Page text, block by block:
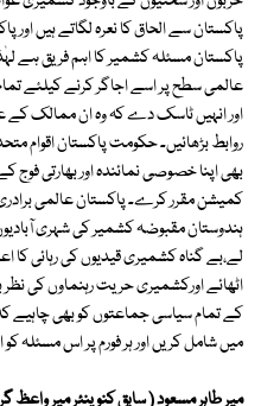
پاکستان سے الحاق کا نعرہ لگاتے ہیں
پاکستان مسئلہ کشمیر کا اہم فریق ہے
عالمی سطح پر اسے اجاگر کرنے کیلئے
اور انہیں ٹاسک دے کہ وہ ان ممالک کے
روابط بڑھائیں۔ حکومت پاکستان اقوام
بھی اپنا خصوصی نمائندہ اور بھارتی
کمیشن مقرر کرے۔ پاکستان عالمی
ہندوستان مقبوضہ کشمیر کی شہری
لے،بے گناہ کشمیری قیدیوں کی رہائی
اٹھائے اورکشمیری حریت رہنماوں کی
کے تمام سیاسی جماعتوں کو بھی چاہیے
میں شامل کریں اور ہر فورم پر اس مسئلہ کو
میر طاہر مسعود ( سابق کنوینئر میر واعظ